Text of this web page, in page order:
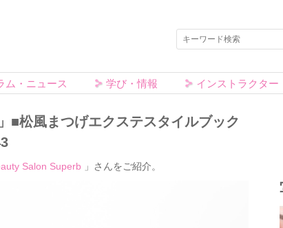
ム・ニュース 学び・情報 インストラクター
松風まつげエクステスタイルブック
Salon Superb 」さんをご紹介。